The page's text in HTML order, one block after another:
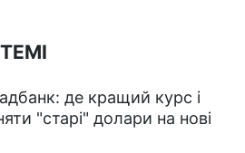
де кращий курс і
"старі" долари на нові